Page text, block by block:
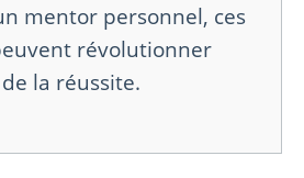
mentor personnel, ces
révolutionner
la réussite.